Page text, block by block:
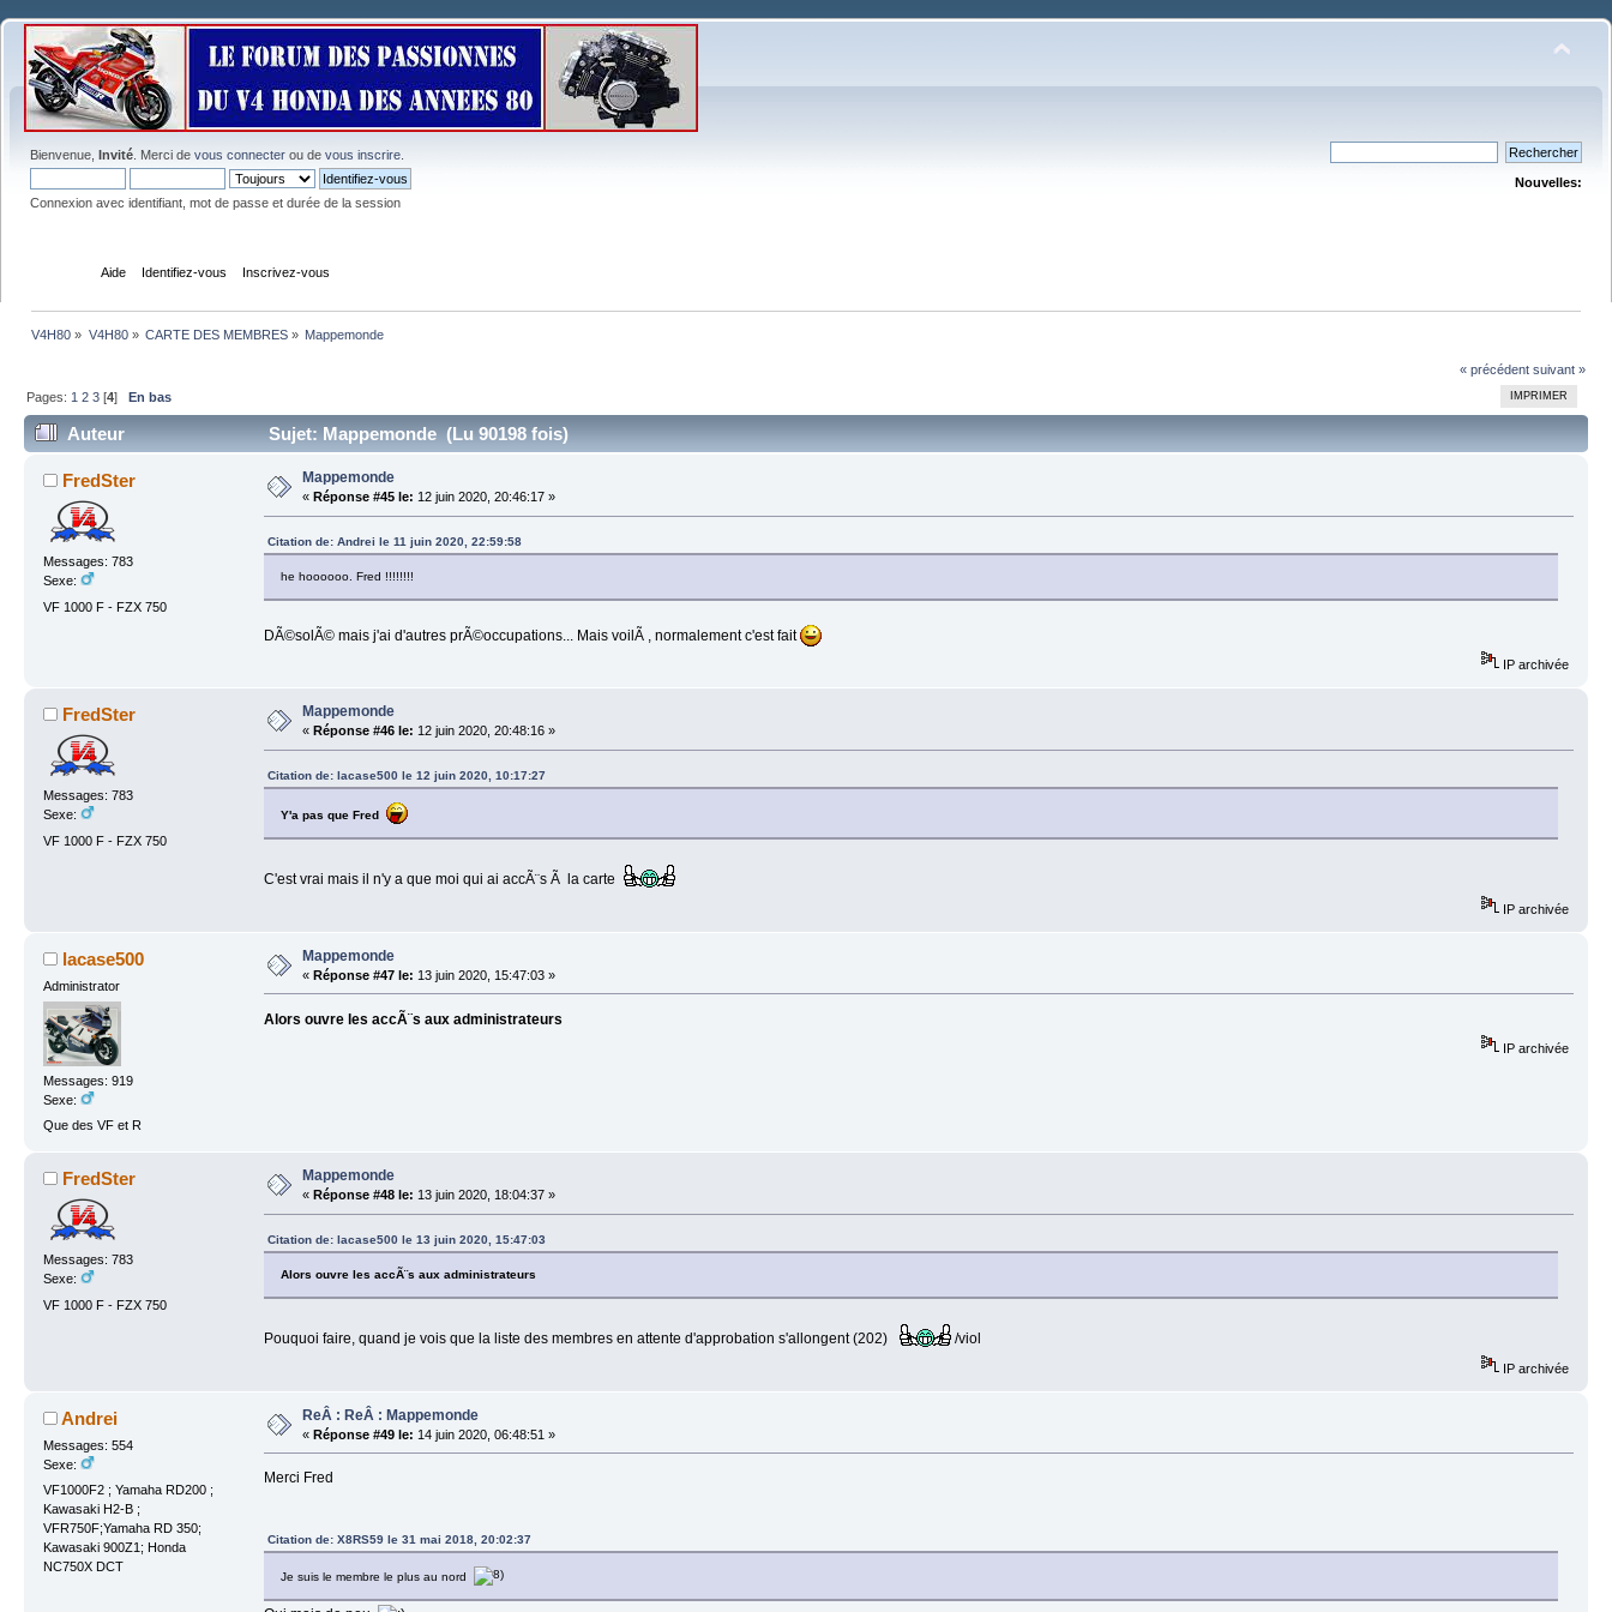
Bienvenue, Invité . Merci de vous connecter ou de vous inscrire
Connexion avec identifiant, mot de passe et durée de la session
Nouvelles:
Aide Identifiez-vous Inscrivez-vous
V4H80 » V4H80» CARTE DES MEMBRES» Mappemonde
« précédent suivant »
IMPRIMER
Pages: 1 2 3 [4]En bas
Auteur Sujet: Mappemonde (Lu 90198 fois)
FredSter
Messages: 783
Sexe:
VF 1000 F - FZX 750
Mappemonde
« Réponse #45 le: 12 juin 2020, 20:46:17 »
Citation de: Andrei le 11 juin 2020, 22:59:58
he hoooooo. Fred !!!!!!!!
DÃ©solÃ© mais j'ai d'autres prÃ©occupations... Mais voilÃ , normalement c'est fait
IP archivée
FredSter
Messages: 783
Sexe:
VF 1000 F - FZX 750
Mappemonde
« Réponse #46 le: 12 juin 2020, 20:48:16 »
Citation de: lacase500 le 12 juin 2020, 10:17:27
Y'a pas que Fred
C'est vrai mais il n'y a que moi qui ai accÃ¨s Ã la carte
IP archivée
lacase500
Administrator
Messages: 919
Sexe:
Que des VF et R
Mappemonde
« Réponse #47 le: 13 juin 2020, 15:47:03 »
Alors ouvre les accÃ¨s aux administrateurs
IP archivée
FredSter
Messages: 783
Sexe:
VF 1000 F - FZX 750
Mappemonde
« Réponse #48 le: 13 juin 2020, 18:04:37 »
Citation de: lacase500 le 13 juin 2020, 15:47:03
Alors ouvre les accÃ¨s aux administrateurs
Pouquoi faire, quand je vois que la liste des membres en attente d'approbation s'allongent (202) /viol
IP archivée
Andrei
Messages: 554
Sexe:
VF1000F2 ; Yamaha RD200 ;
Kawasaki H2-B ;
VFR750F;Yamaha RD 350;
Kawasaki 900Z1; Honda
NC750X DCT
ReÂ : ReÂ : Mappemonde
« Réponse #49 le: 14 juin 2020, 06:48:51 »
Merci Fred
Citation de: X8RS59 le 31 mai 2018, 20:02:37
Je suis le membre le plus au nord